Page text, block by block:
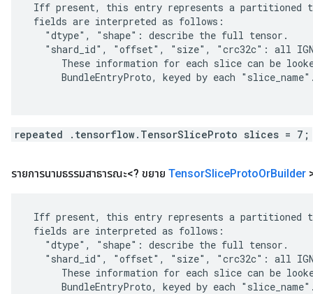
Iff present, this entry represents a partitioned
fields are interpreted as follows:
   "dtype", "shape": describe the full tensor.
"shard_id", "offset", "size", "crc32c": all
These information for each slice can be
BundleEntryProto, keyed by each
repeated .tensorflow.TensorSliceProto slices = 7;
รายการนามธรรมสาธารณะ<? ขยาย TensorSliceProtoOrBuilder
Iff present, this entry represents a partitioned
fields are interpreted as follows:
   "dtype", "shape": describe the full tensor.
"shard_id", "offset", "size", "crc32c": all
These information for each slice can be
BundleEntryProto, keyed by each